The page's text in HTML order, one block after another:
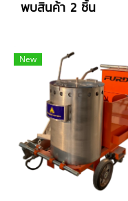
พบสินค้า 2 ชิ้น
New